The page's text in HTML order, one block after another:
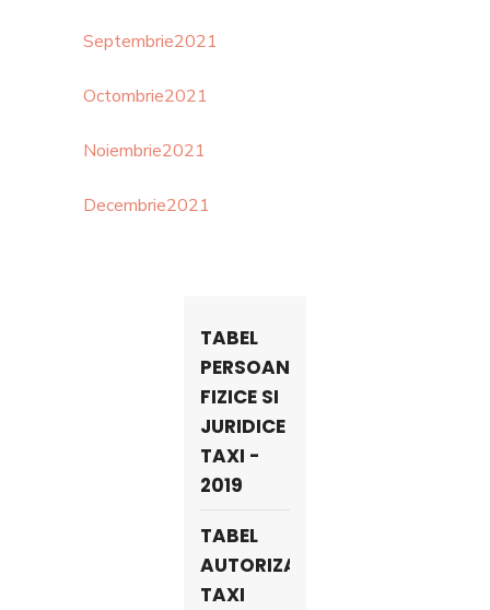
Septembrie2021
Octombrie2021
Noiembrie2021
Decembrie2021
TABEL
PERSOANE
FIZICE SI
JURIDICE
TAXI -
2019
TABEL
AUTORIZATII
TAXI